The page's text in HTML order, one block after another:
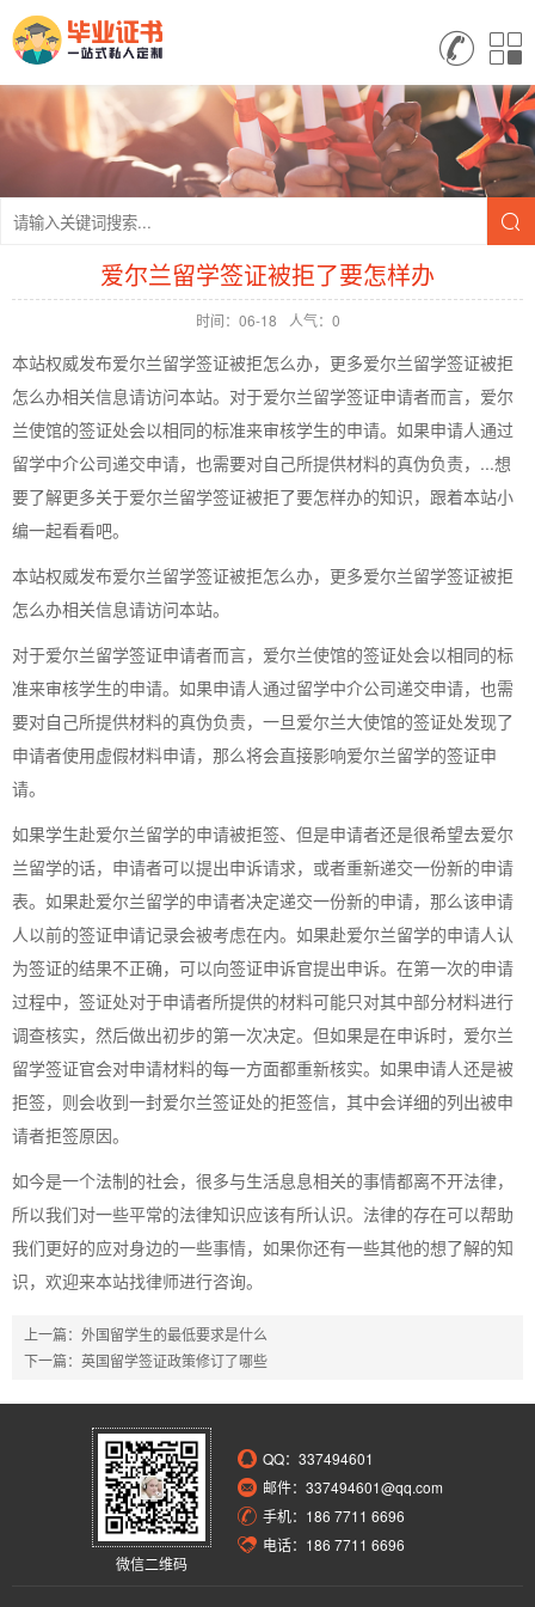
爱尔兰留学签证被拒了要怎样办
时间：06-18 人气：0
本站权威发布爱尔兰留学签证被拒怎么办，更多爱尔兰留学签证被拒
怎么办相关信息请访问本站。对于爱尔兰留学签证申请者而言，爱尔
兰使馆的签证处会以相同的标准来审核学生的申请。如果申请人通过
留学中介公司递交申请，也需要对自己所提供材料的真伪负责，...想
要了解更多关于爱尔兰留学签证被拒了要怎样办的知识，跟着本站小
编一起看看吧。
本站权威发布爱尔兰留学签证被拒怎么办，更多爱尔兰留学签证被拒
怎么办相关信息请访问本站。
对于爱尔兰留学签证申请者而言，爱尔兰使馆的签证处会以相同的标
准来审核学生的申请。如果申请人通过留学中介公司递交申请，也需
要对自己所提供材料的真伪负责，一旦爱尔兰大使馆的签证处发现了
申请者使用虚假材料申请，那么将会直接影响爱尔兰留学的签证申
请。
如果学生赴爱尔兰留学的申请被拒签、但是申请者还是很希望去爱尔
兰留学的话，申请者可以提出申诉请求，或者重新递交一份新的申请
表。如果赴爱尔兰留学的申请者决定递交一份新的申请，那么该申请
人以前的签证申请记录会被考虑在内。如果赴爱尔兰留学的申请人认
为签证的结果不正确，可以向签证申诉官提出申诉。在第一次的申请
过程中，签证处对于申请者所提供的材料可能只对其中部分材料进行
调查核实，然后做出初步的第一次决定。但如果是在申诉时，爱尔兰
留学签证官会对申请材料的每一方面都重新核实。如果申请人还是被
拒签，则会收到一封爱尔兰签证处的拒签信，其中会详细的列出被申
请者拒签原因。
如今是一个法制的社会，很多与生活息息相关的事情都离不开法律，
所以我们对一些平常的法律知识应该有所认识。法律的存在可以帮助
我们更好的应对身边的一些事情，如果你还有一些其他的想了解的知
识，欢迎来本站找律师进行咨询。
上一篇： 外国留学生的最低要求是什么
下一篇： 英国留学签证政策修订了哪些
微信二维码
QQ： 337494601
邮件：337494601@qq.com
手机：186 7711 6696
电话：186 7711 6696